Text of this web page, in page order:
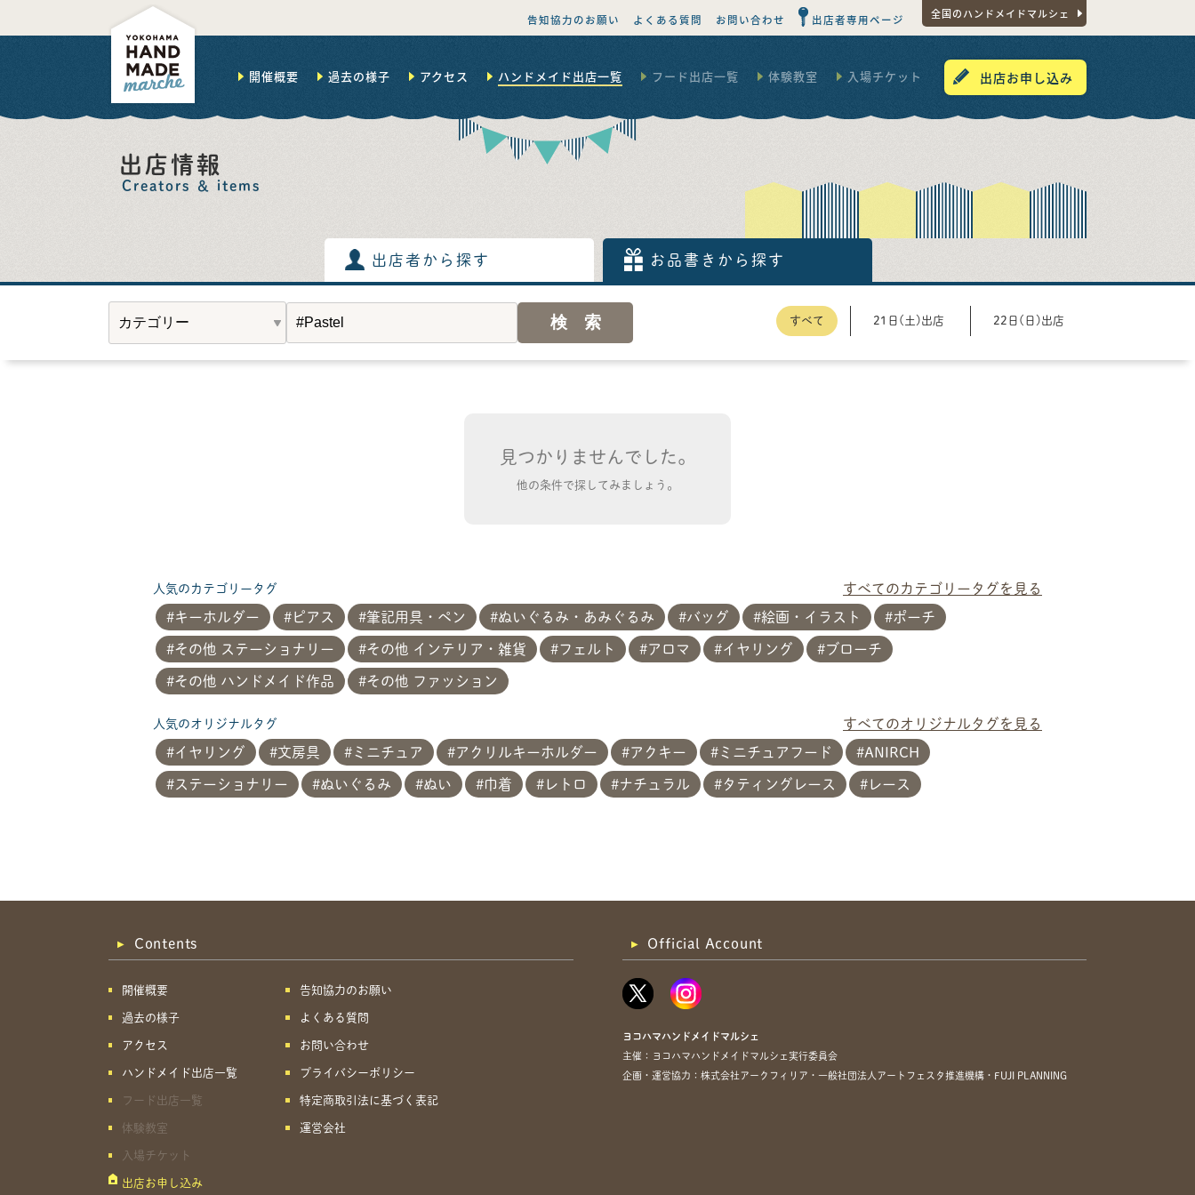
告知協力のお願い よくある質問 お問い合わせ 出店者専用ページ 全国のハンドメイドマルシェ
開催概要 過去の様子 アクセス ハンドメイド出店一覧 フード出店一覧 体験教室 入場チケット 出店お申し込み
出店情報
Creators ＆ items
出店者から探す お品書きから探す
すべて 21日(土)出店 22日(日)出店
見つかりませんでした。
他の条件で探してみましょう。
人気のカテゴリータグ
キーホルダー ピアス 筆記用具・ペン ぬいぐるみ・あみぐるみ バッグ 絵画・イラスト ポーチ
その他 ステーショナリー その他 インテリア・雑貨 フェルト アロマ イヤリング ブローチ
その他 ハンドメイド作品 その他 ファッション
すべてのカテゴリータグを見る
人気のオリジナルタグ
イヤリング 文房具 ミニチュア アクリルキーホルダー アクキー ミニチュアフード ANIRCH
ステーショナリー ぬいぐるみ ぬい 巾着 レトロ ナチュラル タティングレース レース
すべてのオリジナルタグを見る
Contents
開催概要
過去の様子
アクセス
ハンドメイド出店一覧
フード出店一覧
体験教室
入場チケット
出店お申し込み
告知協力のお願い
よくある質問
お問い合わせ
プライバシーポリシー
特定商取引法に基づく表記
運営会社
Official Account
ヨコハマハンドメイドマルシェ
主催：ヨコハマハンドメイドマルシェ実行委員会
企画・運営協力：株式会社アークフィリア・一般社団法人アートフェスタ推進機構・FUJI PLANNING